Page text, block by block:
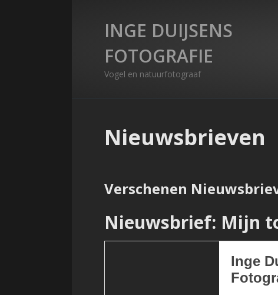
INGE DUIJSENS
FOTOGRAFIE
Vogel en natuurfotograaf
Nieuwsbrieven
Verschenen
Nieuwsbrief: Mijn